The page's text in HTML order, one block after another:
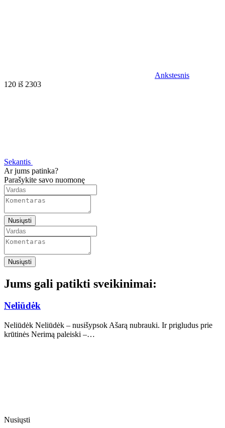
Ankstesnis
120 iš 2303
Sekantis
Ar jums patinka?
Parašykite savo nuomonę
Nusiųsti
Nusiųsti
Jums gali patikti sveikinimai:
Neliūdėk
Neliūdėk Neliūdėk – nusišypsok Ašarą nubrauki. Ir prigludus prie
krūtinės Nerimą paleiski –…
Nusiųsti